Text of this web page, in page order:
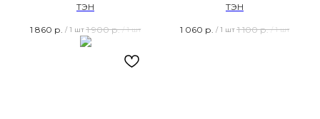
ТЭН
1 860 р. / 1 шт 1 900 р. / 1 шт
ТЭН
1 060 р. / 1 шт 1 100 р. / 1 шт